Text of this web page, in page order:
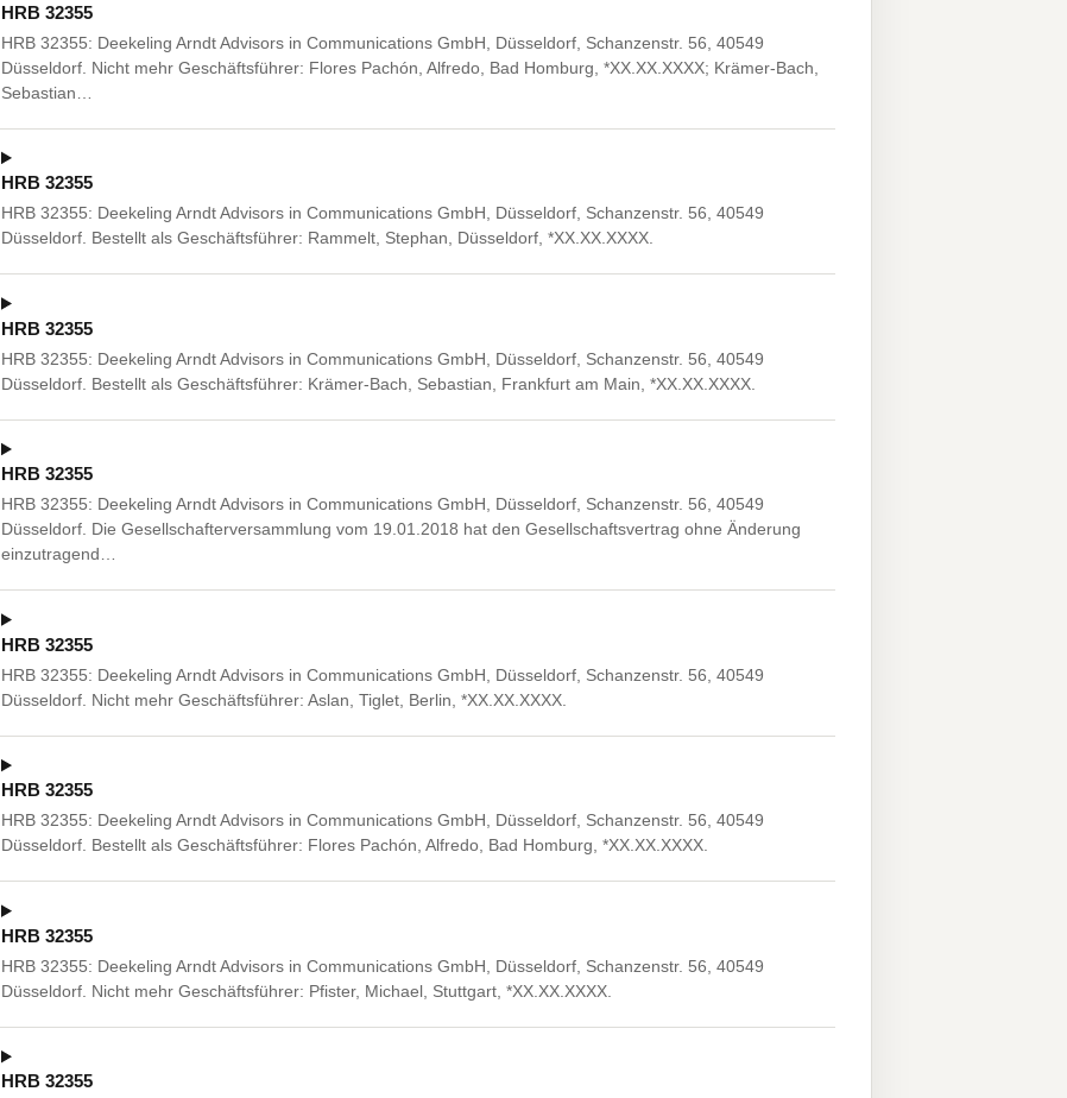
HRB 32355
HRB 32355: Deekeling Arndt Advisors in Communications GmbH, Düsseldorf, Schanzenstr. 56, 40549
Düsseldorf. Nicht mehr Geschäftsführer: Flores Pachón, Alfredo, Bad Homburg, *XX.XX.XXXX; Krämer-Bach,
Sebastian…
HRB 32355
HRB 32355: Deekeling Arndt Advisors in Communications GmbH, Düsseldorf, Schanzenstr. 56, 40549
Düsseldorf. Bestellt als Geschäftsführer: Rammelt, Stephan, Düsseldorf, *XX.XX.XXXX.
HRB 32355
HRB 32355: Deekeling Arndt Advisors in Communications GmbH, Düsseldorf, Schanzenstr. 56, 40549
Düsseldorf. Bestellt als Geschäftsführer: Krämer-Bach, Sebastian, Frankfurt am Main, *XX.XX.XXXX.
HRB 32355
HRB 32355: Deekeling Arndt Advisors in Communications GmbH, Düsseldorf, Schanzenstr. 56, 40549
Düsseldorf. Die Gesellschafterversammlung vom 19.01.2018 hat den Gesellschaftsvertrag ohne Änderung
einzutragend…
HRB 32355
HRB 32355: Deekeling Arndt Advisors in Communications GmbH, Düsseldorf, Schanzenstr. 56, 40549
Düsseldorf. Nicht mehr Geschäftsführer: Aslan, Tiglet, Berlin, *XX.XX.XXXX.
HRB 32355
HRB 32355: Deekeling Arndt Advisors in Communications GmbH, Düsseldorf, Schanzenstr. 56, 40549
Düsseldorf. Bestellt als Geschäftsführer: Flores Pachón, Alfredo, Bad Homburg, *XX.XX.XXXX.
HRB 32355
HRB 32355: Deekeling Arndt Advisors in Communications GmbH, Düsseldorf, Schanzenstr. 56, 40549
Düsseldorf. Nicht mehr Geschäftsführer: Pfister, Michael, Stuttgart, *XX.XX.XXXX.
HRB 32355